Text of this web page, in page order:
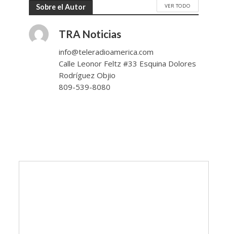
Sobre el Autor VER TODO
TRA Noticias
info@teleradioamerica.com
Calle Leonor Feltz #33 Esquina Dolores
Rodríguez Objio
809-539-8080